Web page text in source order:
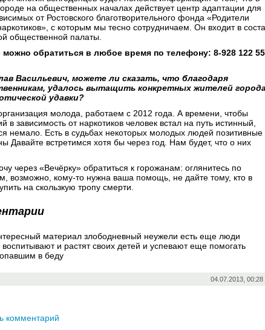
на общественных началах действует центр адаптации для
от Ростовского благотворительного фонда «Родители
с которым мы тесно сотрудничаем. Он входит в
общественной палаты.
можно обратиться в любое время по телефону: 8-928 122 55
Васильевич, можете ли сказать, что благодаря
удалось вытащить конкретных жителей города
удавки?
молода, работаем с 2012 года. А времени, чтобы
в зависимость от наркотиков человек встал на путь истинный,
немало. Есть в судьбах некоторых молодых людей позитивные
Давайте встретимся хотя бы через год. Нам будет, что о них
через «Вечёрку» обратиться к горожанам: оглянитесь по
возможно, кому-то нужна ваша помощь, не дайте тому, кто в
на скользкую тропу смерти.
материал злободневный неужели есть еще люди
воспитывают и растят своих детей и успевают еще помогать
в беду
04.07.2013, 00:28
комментарий